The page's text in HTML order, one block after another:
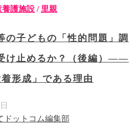
養護施設 /里親
の子どもの「性的問題」調
け止めるか？（後編）――
形成」である理由
ドットコム編集部